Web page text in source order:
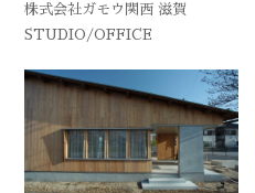
株式会社ガモウ関西 滋賀
STUDIO/OFFICE